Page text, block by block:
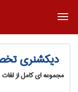
دیکشنری
مجموعه ای کامل از